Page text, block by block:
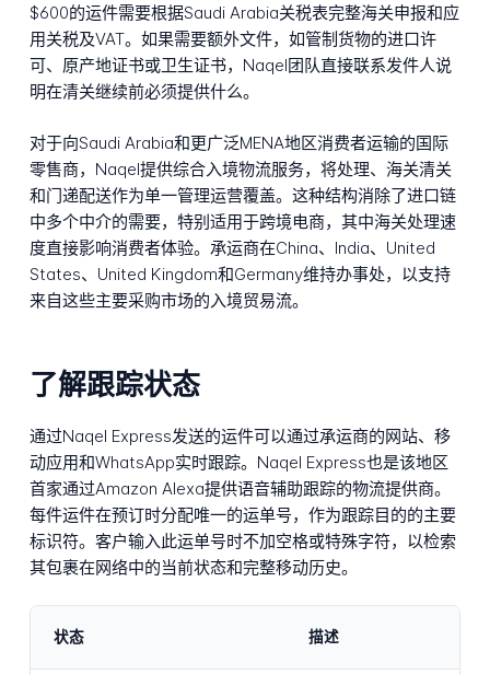
$600的运件需要根据Saudi Arabia关税表完整海关申报和应
用关税及VAT。如果需要额外文件，如管制货物的进口许
可、原产地证书或卫生证书，Naqel团队直接联系发件人说
明在清关继续前必须提供什么。
对于向Saudi Arabia和更广泛MENA地区消费者运输的国际
零售商，Naqel提供综合入境物流服务，将处理、海关清关
和门递配送作为单一管理运营覆盖。这种结构消除了进口链
中多个中介的需要，特别适用于跨境电商，其中海关处理速
度直接影响消费者体验。承运商在China、India、United
States、United Kingdom和Germany维持办事处，以支持
来自这些主要采购市场的入境贸易流。
了解跟踪状态
通过Naqel Express发送的运件可以通过承运商的网站、移
动应用和WhatsApp实时跟踪。Naqel Express也是该地区
首家通过Amazon Alexa提供语音辅助跟踪的物流提供商。
每件运件在预订时分配唯一的运单号，作为跟踪目的的主要
标识符。客户输入此运单号时不加空格或特殊字符，以检索
其包裹在网络中的当前状态和完整移动历史。
状态 描述